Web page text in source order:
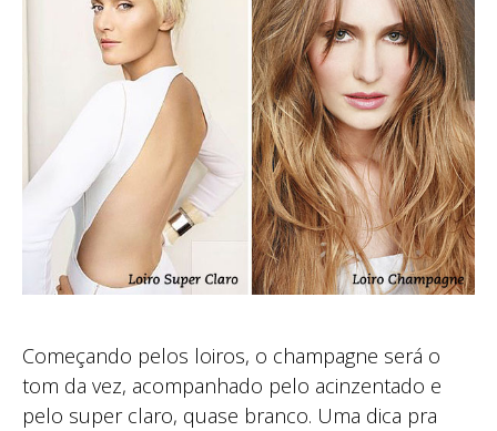
Começando pelos loiros, o champagne será o
tom da vez, acompanhado pelo acinzentado e
pelo super claro, quase branco. Uma dica pra